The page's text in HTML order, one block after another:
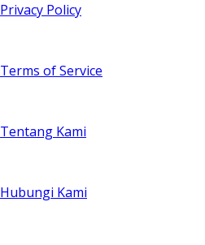
Privacy Policy
Terms of Service
Tentang Kami
Hubungi Kami